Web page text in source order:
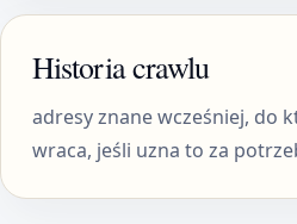
Historia crawlu
adresy znane wcześniej, do
wraca, jeśli uzna to za